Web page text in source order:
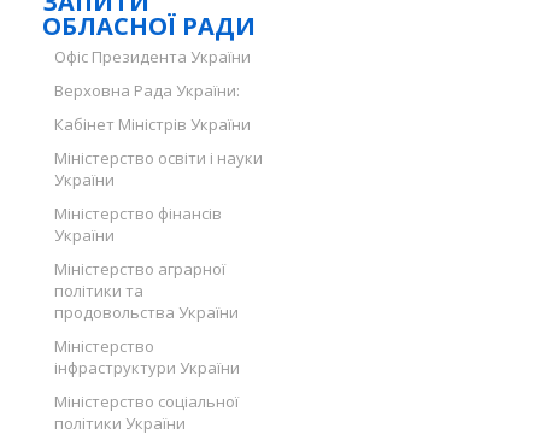
ОБЛАСНОЇ РАДИ
Офіс Президента України
Верховна Рада України:
Кабінет Міністрів України
Міністерство освіти і науки
України
Міністерство фінансів
України
Міністерство аграрної
політики та
продовольства України
Міністерство
інфраструктури України
Міністерство соціальної
політики України